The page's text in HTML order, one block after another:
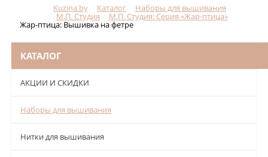
Kuzina.by Каталог Наборы для вышивания
М.П. Студия М.П. Студия: Серия «Жар-птица»
Жар-птица: Вышивка на фетре
КАТАЛОГ
АКЦИИ И СКИДКИ
Наборы для вышивания
Нитки для вышивания